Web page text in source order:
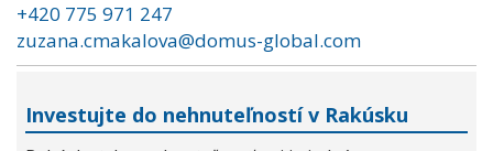
+420 775 971 247
zuzana.cmakalova@domus-global.com
Investujte do nehnuteľností v Rakúsku